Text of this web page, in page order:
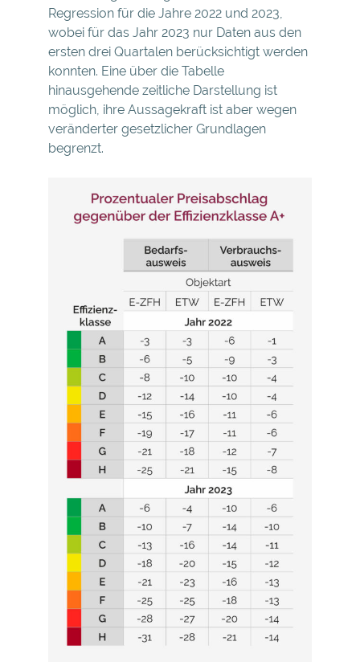
Regression für die Jahre 2022 und 2023,
wobei für das Jahr 2023 nur Daten aus den
ersten drei Quartalen berücksichtigt werden
konnten. Eine über die Tabelle
hinausgehende zeitliche Darstellung ist
möglich, ihre Aussagekraft ist aber wegen
veränderter gesetzlicher Grundlagen
begrenzt.